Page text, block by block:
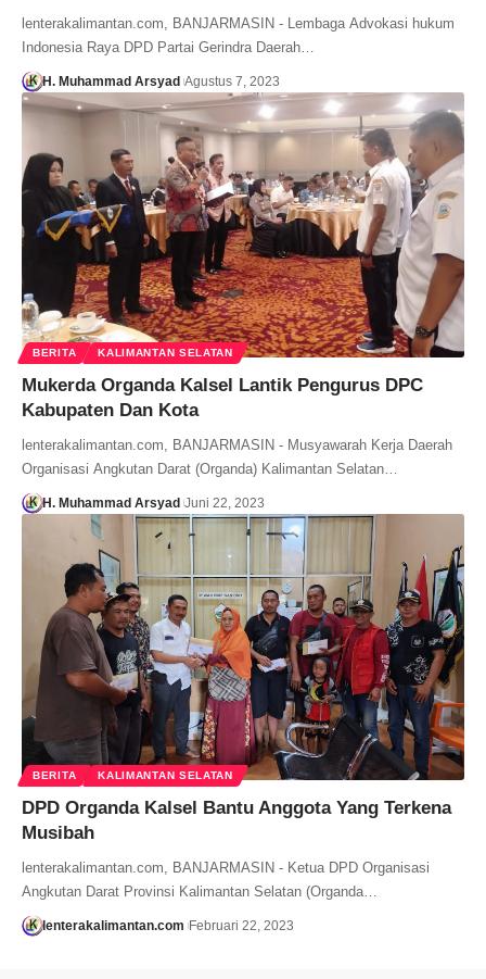
lenterakalimantan.com, BANJARMASIN - Lembaga Advokasi hukum
Indonesia Raya DPD Partai Gerindra Daerah…
H. Muhammad Arsyad Agustus 7, 2023
BERITA KALIMANTAN SELATAN
Mukerda Organda Kalsel Lantik Pengurus DPC
Kabupaten Dan Kota
lenterakalimantan.com, BANJARMASIN - Musyawarah Kerja Daerah
Organisasi Angkutan Darat (Organda) Kalimantan Selatan…
H. Muhammad Arsyad Juni 22, 2023
BERITA KALIMANTAN SELATAN
DPD Organda Kalsel Bantu Anggota Yang Terkena
Musibah
lenterakalimantan.com, BANJARMASIN - Ketua DPD Organisasi
Angkutan Darat Provinsi Kalimantan Selatan (Organda…
lenterakalimantan.com Februari 22, 2023